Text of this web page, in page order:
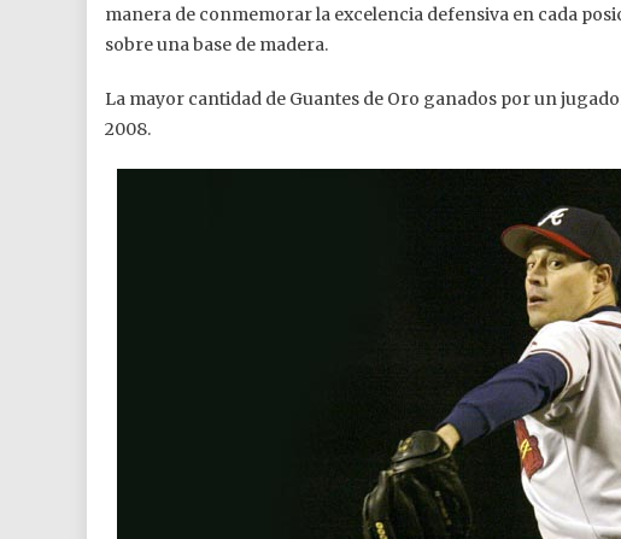
manera de conmemorar la excelencia defensiva en cada
sobre una base de madera.
La mayor cantidad de Guantes de Oro ganados por un
2008.